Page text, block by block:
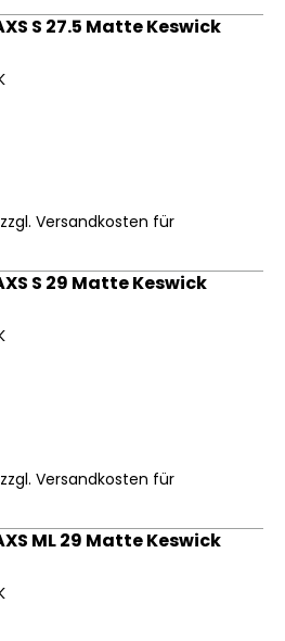
S 27.5 Matte Keswick
Versandkosten für
S 29 Matte Keswick
Versandkosten für
ML 29 Matte Keswick